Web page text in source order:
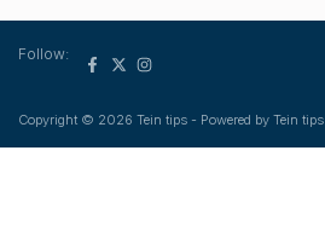
Copyright © 2026 Tein tips - Powered by Tein tips
Follow: